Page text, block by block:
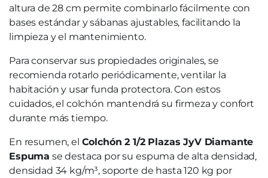
altura de 28 cm permite combinarlo fácilmente con
bases estándar y sábanas ajustables, facilitando la
limpieza y el mantenimiento.
Para conservar sus propiedades originales, se
recomienda rotarlo periódicamente, ventilar la
habitación y usar funda protectora. Con estos
cuidados, el colchón mantendrá su firmeza y confort
durante más tiempo.
En resumen, el Colchón 2 1/2 Plazas JyV Diamante
Espuma se destaca por su espuma de alta densidad,
densidad 34 kg/m³, soporte de hasta 120 kg por